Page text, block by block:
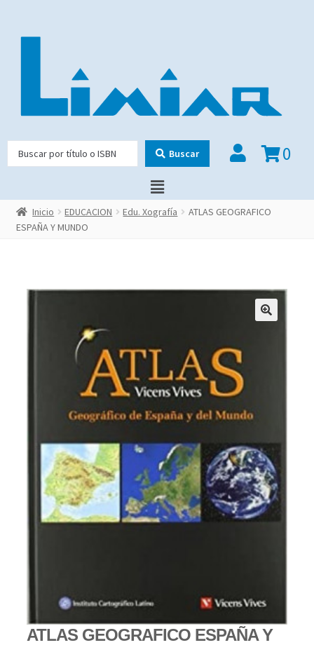
Buscar 0
Inicio EDUCACION Edu. Xografía
ATLAS GEOGRAFICO
ESPAÑA Y MUNDO
ATLAS GEOGRAFICO ESPAÑA Y